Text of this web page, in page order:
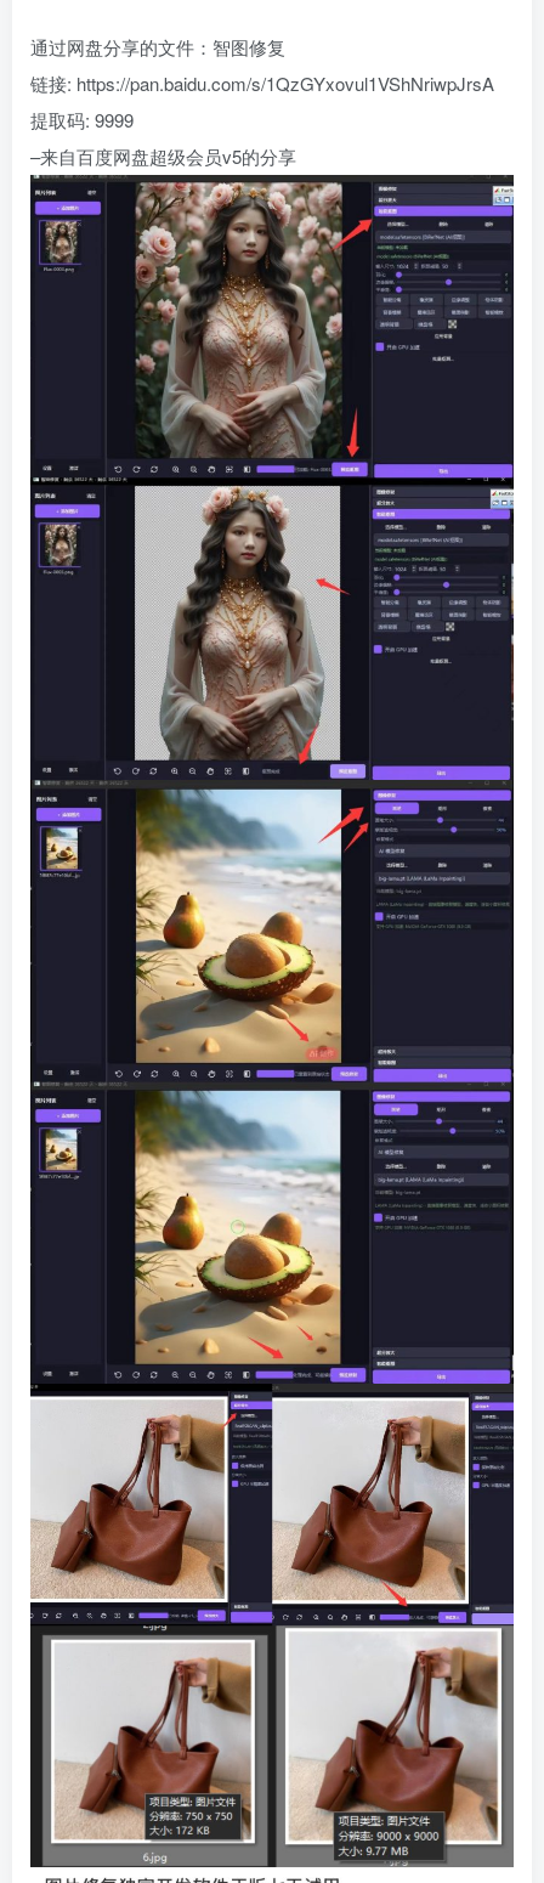
通过网盘分享的文件：智图修复
链接: https://pan.baidu.com/s/1QzGYxovul1VShNriwpJrsA
提取码: 9999
–来自百度网盘超级会员v5的分享